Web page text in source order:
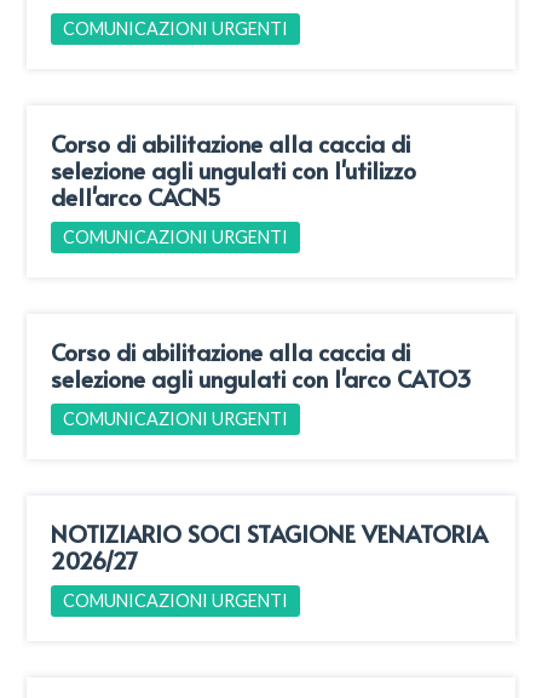
COMUNICAZIONI URGENTI
Corso di abilitazione alla caccia di
selezione agli ungulati con l'utilizzo
dell'arco CACN5
COMUNICAZIONI URGENTI
Corso di abilitazione alla caccia di
selezione agli ungulati con l'arco CATO3
COMUNICAZIONI URGENTI
NOTIZIARIO SOCI STAGIONE VENATORIA
2026/27
COMUNICAZIONI URGENTI